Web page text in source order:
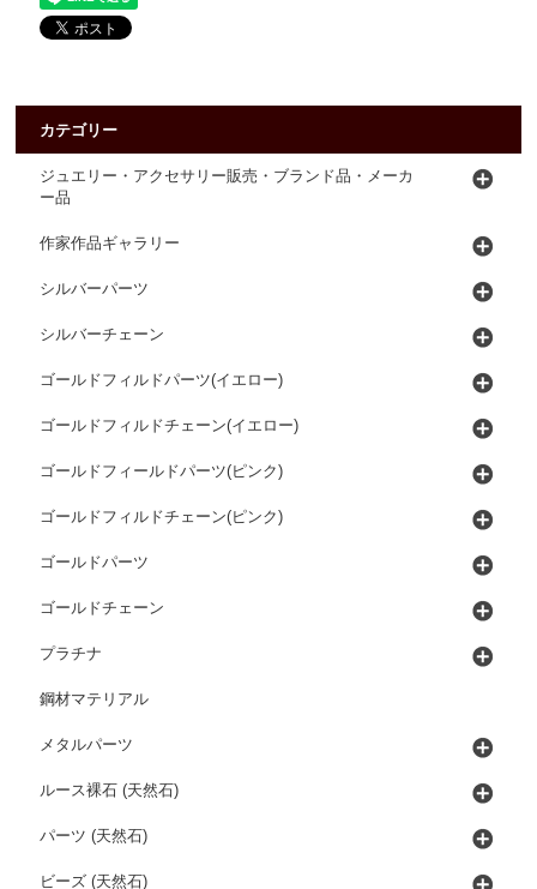
カテゴリー
ジュエリー・アクセサリー販売・ブランド品・メーカ
ー品
作家作品ギャラリー
シルバーパーツ
シルバーチェーン
ゴールドフィルドパーツ(イエロー)
ゴールドフィルドチェーン(イエロー)
ゴールドフィールドパーツ(ピンク)
ゴールドフィルドチェーン(ピンク)
ゴールドパーツ
ゴールドチェーン
プラチナ
鋼材マテリアル
メタルパーツ
ルース裸石 (天然石)
パーツ (天然石)
ビーズ (天然石)